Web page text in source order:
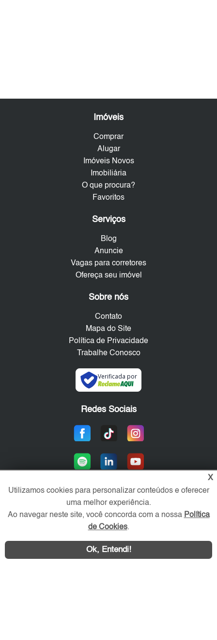
WhatsApp Contatar
Imóveis
Comprar
Alugar
Imóveis Novos
Imobiliária
O que procura?
Favoritos
Serviços
Blog
Anuncie
Vagas para corretores
Ofereça seu imóvel
Sobre nós
Contato
Mapa do Site
Política de Privacidade
Trabalhe Conosco
Verificada por
Redes Sociais
Área exclusiva aos anunciantes,
acesse sua conta:
X
Utilizamos cookies para personalizar conteúdos e oferecer
uma melhor experiência.
Ao navegar neste site, você concorda com a nossa Política
de Cookies.
Ok, Entendi!